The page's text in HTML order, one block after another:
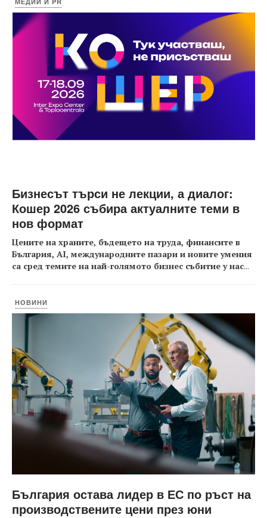
Бизнесът търси не лекции, а диалог:
Кошер 2026 събира актуалните теми в
нов формат
Цените на храните, бъдещето на труда, финансите в
България, AI, международните пазари и новите умения
са сред темите на най-голямото бизнес събитие у нас...
НОВИНИ
България остава лидер в ЕС по ръст на
производствените цени през юни